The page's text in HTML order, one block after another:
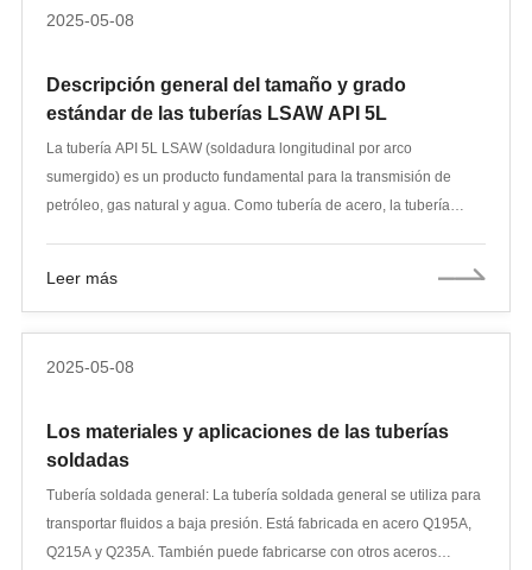
Generalmente se selecciona como material de equipo para
acero inoxidable al cromo generalmente tiene baja soldabilidad, y
se debe prestar atención al proceso de soldadura, las condiciones
del tratamiento térmico y la selección de varillas de soldadura
adecuadas. Las varillas de soldadura de acero inoxidable al cromo-
níquel tienen buena resistencia a la corrosión y resistencia a la
evitar la corrosión intergranular causada por el calentamiento, la
corriente de soldadura no debe ser demasiado alta,
soldadura de acero al carbono, el arco no debe ser demasiado
una soldadura estrecha.
2025-05-08
Descripción general del tamaño y grado
estándar de las tuberías LSAW API 5L
La tubería API 5L LSAW (soldadura longitudinal por arco
sumergido) es un producto fundamental para la transmisión de
petróleo, gas natural y agua. Como tubería de acero, la tubería
Leer más
2025-05-08
Los materiales y aplicaciones de las tuberías
soldadas
Tubería soldada general: La tubería soldada general se utiliza para
transportar fluidos a baja presión. Está fabricada en acero Q195A,
Q215A y Q235A. También puede fabricarse con otros aceros